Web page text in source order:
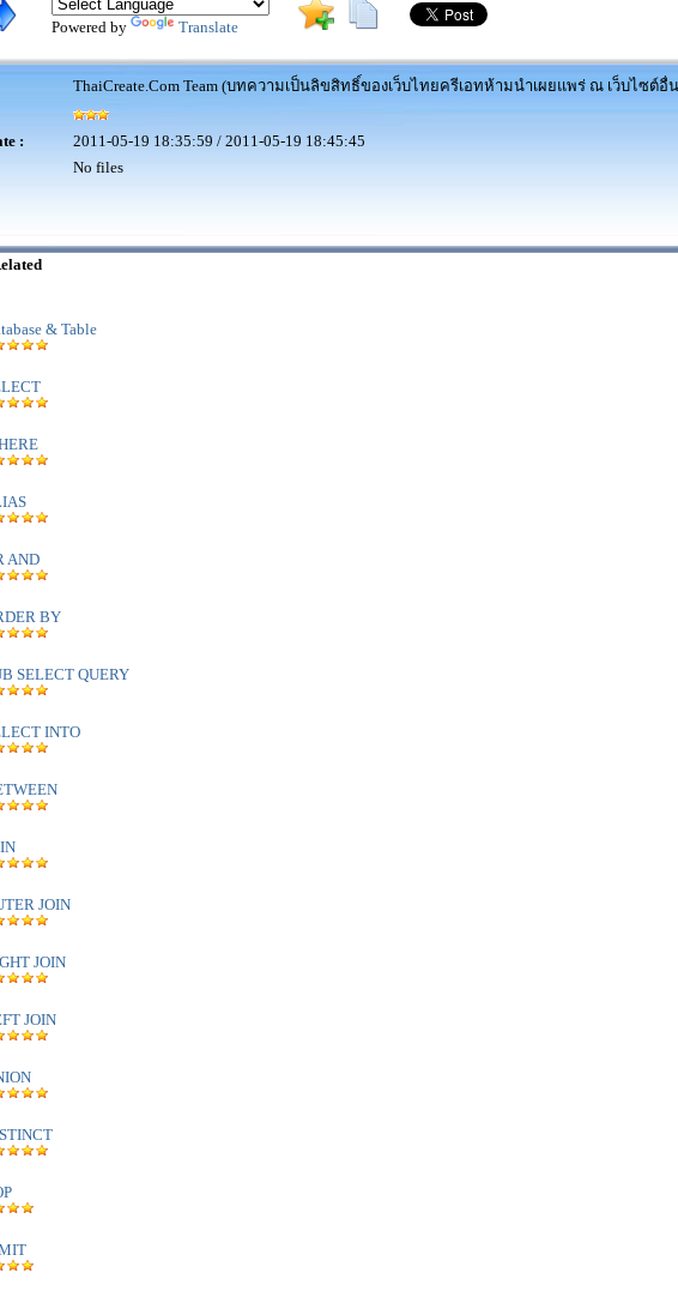
Powered by Translate
ThaiCreate.Com Team (บทความเป็นลิขสิทธิ์ของเว็บไทยครีเอทห้ามนำเผยแพร่ ณ เว็บไซต์อื่
:
2011-05-19 18:35:59 / 2011-05-19 18:45:45
No files
& Table
AND
BY
SELECT QUERY
INTO
JOIN
JOIN
JOIN